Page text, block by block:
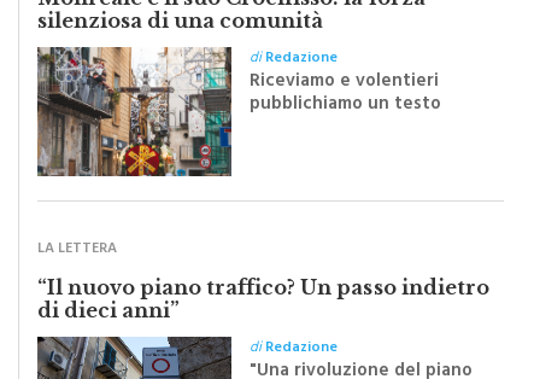
silenziosa di una comunità
diRedazione
Riceviamo e volentieri
pubblichiamo un testo
Festa del Santissimo
LA LETTERA
“Il nuovo piano traffico? Un passo indietro
di dieci anni”
diRedazione